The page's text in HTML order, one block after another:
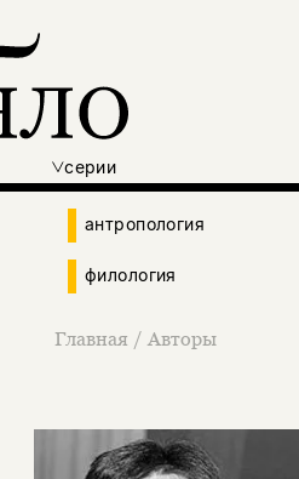
серии
антропология
филология
Главная / Авторы